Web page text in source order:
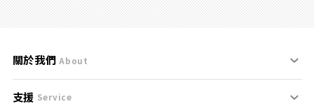
關於我們 About
刊登規範
支援 Service